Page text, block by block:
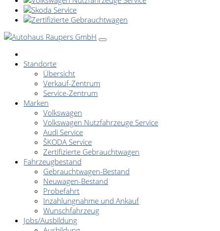
Standorte
Übersicht
Verkauf-Zentrum
Service-Zentrum
Marken
Volkswagen
Volkswagen Nutzfahrzeuge Service
Audi Service
ŠKODA Service
Zertifizierte Gebrauchtwagen
Fahrzeugbestand
Gebrauchtwagen-Bestand
Neuwagen-Bestand
Probefahrt
Inzahlungnahme und Ankauf
Wunschfahrzeug
Jobs/Ausbildung